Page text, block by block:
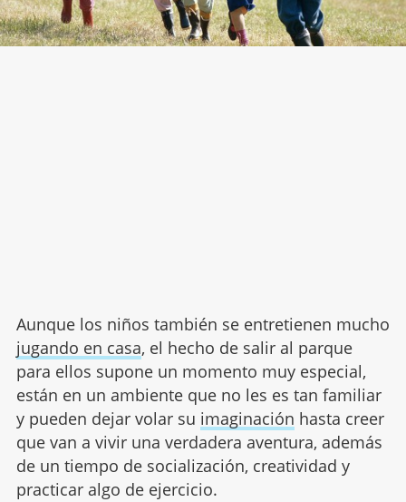
Aunque los niños también se entretienen mucho
jugando en casa, el hecho de salir al parque
para ellos supone un momento muy especial,
están en un ambiente que no les es tan familiar
y pueden dejar volar su imaginación hasta creer
que van a vivir una verdadera aventura, además
de un tiempo de socialización, creatividad y
practicar algo de ejercicio.